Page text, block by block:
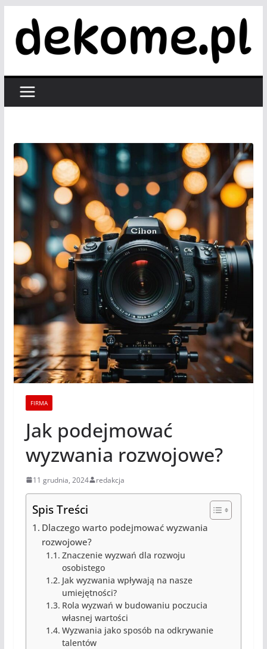
treści
FIRMA
Jak podejmować
wyzwania rozwojowe?
11 grudnia, 2024 redakcja
Spis Treści
Dlaczego warto podejmować wyzwania
rozwojowe?
Znaczenie wyzwań dla rozwoju
osobistego
Jak wyzwania wpływają na nasze
umiejętności?
Rola wyzwań w budowaniu poczucia
własnej wartości
Wyzwania jako sposób na odkrywanie
talentów